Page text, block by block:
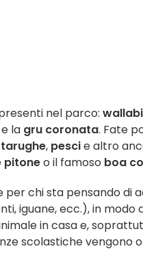
nel parco:
e la gru coronata. Fate
, pescie altro
pitoneo il famoso boa
per chi sta pensando di
iguane, ecc.), in
in casa e,
scolastiche vengono